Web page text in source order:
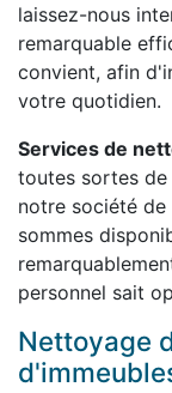
laissez-nous
remarquable
convient, afin
votre quotidien.
Services de
toutes sortes
notre société de
sommes
personnel sait
Nettoyage